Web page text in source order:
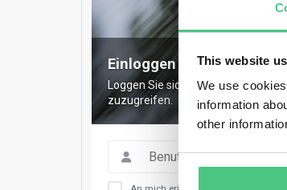
This website
We use
information
other
Einloggen für vollen
Loggen Sie sich ein, um auf alle
zuzugreifen.